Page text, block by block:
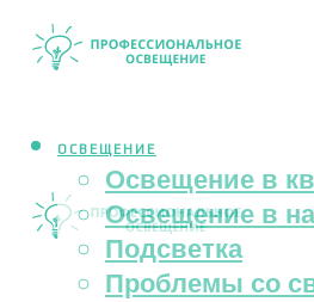
ОСВЕЩЕНИЕ
Освещение в
Освещение в
Подсветка
Проблемы со